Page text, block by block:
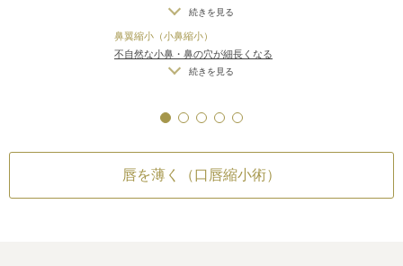
しすぎた場合） /仕上がりのわずかな
らないことがある
続きを見る
鼻翼縮小（小鼻縮小）
不自然な小鼻・鼻の穴が細長くなる
（小鼻を切除しすぎた場合）
の理想の形にならないことがある
続きを見る
唇を薄く（口唇縮小術）